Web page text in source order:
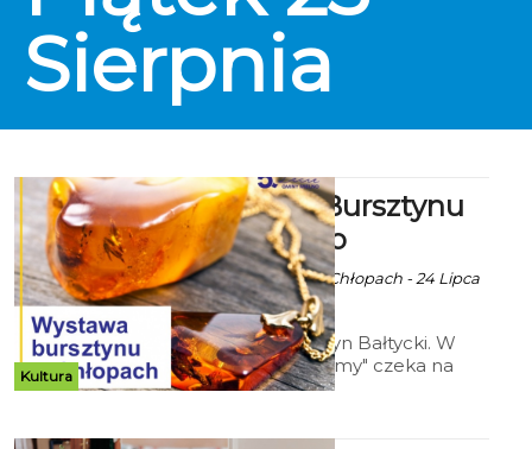
Sierpnia
Kultura
Wystawa Bursztynu
Bałtyckiego
Ala za Skarbnica w Chłopach - 24 Lipca
2023 godz. 10:13
Wystawa "Bursztyn Bałtycki. W
poszukiwaniu formy" czeka na
was do 17 września w Skarbnica w